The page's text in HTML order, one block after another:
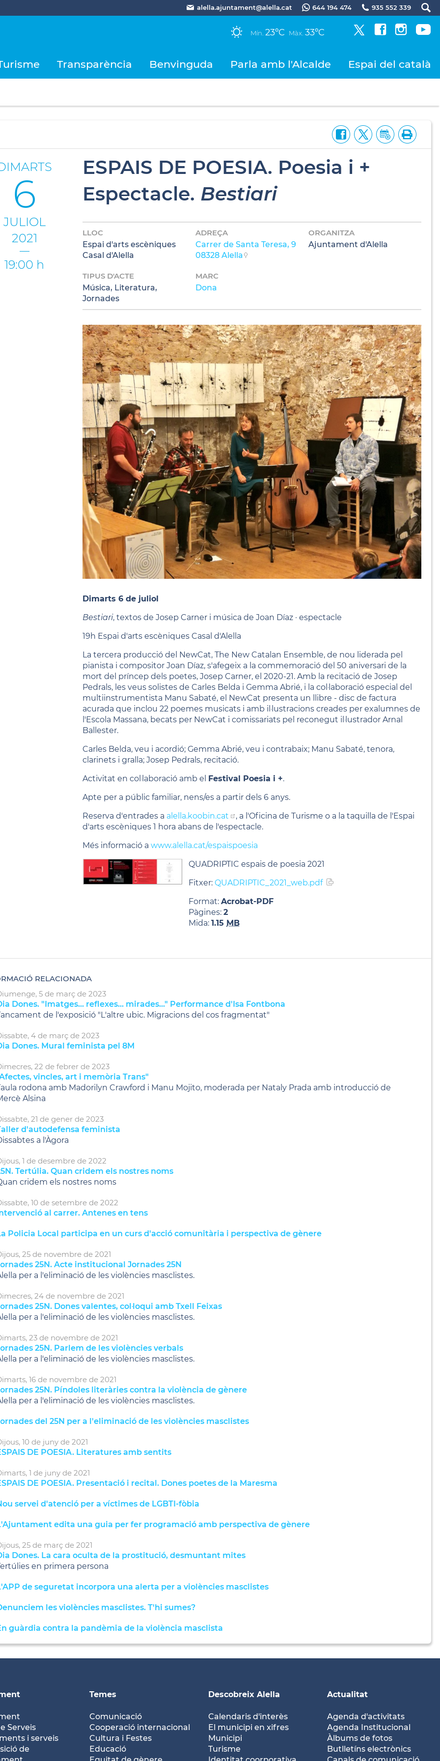
alella.ajuntament@alella.cat 644 194 474 935 552 339
Mín. 23ºC Màx. 33ºC
Transparència Benvinguda Parla amb l'Alcalde Espai del català
6
JULIOL
2021
19:00 h
ESPAIS DE POESIA. Poesia i +
Espectacle. Bestiari
LLOC
Espai d'arts escèniques
Casal d'Alella
ADREÇA
Carrer de Santa Teresa, 9
08328 Alella
ORGANITZA
Ajuntament d'Alella
TIPUS D'ACTE
Música, Literatura,
Jornades
MARC
Dona
Dimarts 6 de juliol
Bestiari, textos de Josep Carner i música de Joan Díaz · espectacle
19h Espai d'arts escèniques Casal d'Alella
La tercera producció del NewCat, The New Catalan Ensemble, de nou liderada pel
pianista i compositor Joan Díaz, s'afegeix a la commemoració del 50 aniversari de la
mort del príncep dels poetes, Josep Carner, el 2020-21. Amb la recitació de Josep
Pedrals, les veus solistes de Carles Belda i Gemma Abrié, i la col·laboració especial del
multiinstrumentista Manu Sabaté, el NewCat presenta un llibre - disc de factura
acurada que inclou 22 poemes musicats i amb il·lustracions creades per exalumnes de
l'Escola Massana, becats per NewCat i comissariats pel reconegut il·lustrador Arnal
Ballester.
Carles Belda, veu i acordió; Gemma Abrié, veu i contrabaix; Manu Sabaté, tenora,
clarinets i gralla; Josep Pedrals, recitació.
Activitat en col·laboració amb el Festival Poesia i +.
Apte per a públic familiar, nens/es a partir dels 6 anys.
Reserva d'entrades a alella.koobin.cat
, a l'Oficina de Turisme o a la taquilla de l'Espai
d'arts escèniques 1 hora abans de l'espectacle.
Més informació awww.alella.cat/espaispoesia
QUADRIPTIC espais de poesia 2021
Fitxer:QUADRIPTIC_2021_web.pdf
Format:Acrobat-PDF
Pàgines:2
Mida:1.15 MB
RELACIONADA
5 demarç de2023
Dones. "Imatges... reflexes... mirades..." Performance d'Isa Fontbona
de l'exposició "L'altre ubic. Migracions del cos fragmentat"
4 demarç de2023
Dones. Mural feminista pel 8M
22 defebrer de2023
vincles, art i memòria Trans"
rodona amb Madorilyn Crawford i Manu Mojito, moderada per Nataly Prada amb introducció de
Alsina
21 degener de2023
d'autodefensa feminista
a l'Àgora
1 dedesembre de2022
Tertúlia. Quan cridem els nostres noms
cridem els nostres noms
10 desetembre de2022
al carrer. Antenes en tens
Policia Local participa en un curs d'acció comunitària i perspectiva de gènere
25 denovembre de2021
25N. Acte institucional Jornades 25N
per a l'eliminació de les violències masclistes.
24 denovembre de2021
25N. Dones valentes, col·loqui amb Txell Feixas
per a l'eliminació de les violències masclistes.
23 denovembre de2021
25N. Parlem de les violències verbals
per a l'eliminació de les violències masclistes.
16 denovembre de2021
25N. Píndoles literàries contra la violència de gènere
per a l'eliminació de les violències masclistes.
del 25N per a l'eliminació de les violències masclistes
10 dejuny de2021
DE POESIA. Literatures amb sentits
1 dejuny de2021
DE POESIA. Presentació i recital. Dones poetes de la Maresma
servei d'atenció per a víctimes de LGBTI-fòbia
edita una guia per fer programació amb perspectiva de gènere
25 demarç de2021
Dones. La cara oculta de la prostitució, desmuntant mites
en primera persona
de seguretat incorpora una alerta per a violències masclistes
les violències masclistes. T'hi sumes?
guàrdia contra la pandèmia de la violència masclista
Serveis
i serveis
de
Temes
Comunicació
Cooperació internacional
Cultura i Festes
Educació
Descobreix Alella
Calendaris d'interès
El municipi en xifres
Municipi
Turisme
Actualitat
Agenda d'activitats
Agenda Institucional
Àlbums de fotos
Butlletíns electrònics